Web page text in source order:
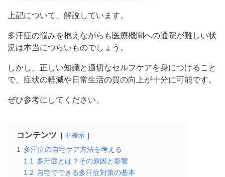
上記について、解説しています。
多汗症の悩みを抱えながらも医療機関への通院が難しい状
況は本当につらいものでしょう。
しかし、正しい知識と適切なセルフケアを身につけること
で、症状の軽減や日常生活の質の向上が十分に可能です。
ぜひ参考にしてください。
コンテンツ 非表示
1
多汗症の自宅ケア方法を考える
1.1
多汗症とは？その原因と影響
1.2 自宅でできる多汗症対策の基本